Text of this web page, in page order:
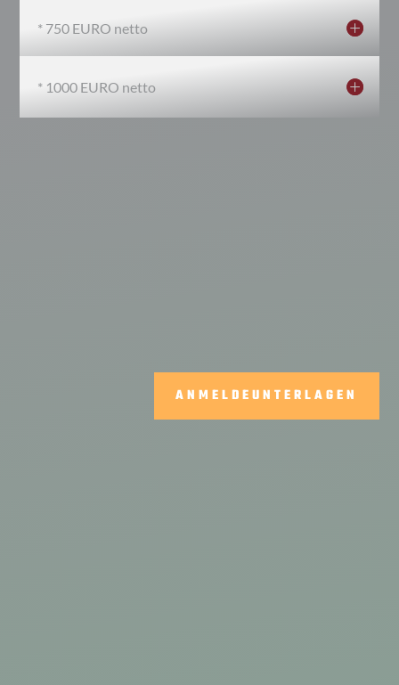
* 750 EURO netto
* 1000 EURO netto
ANMELDEUNTERLAGEN